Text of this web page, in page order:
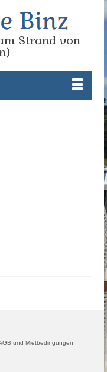
Strand von
und Mietbedingungen